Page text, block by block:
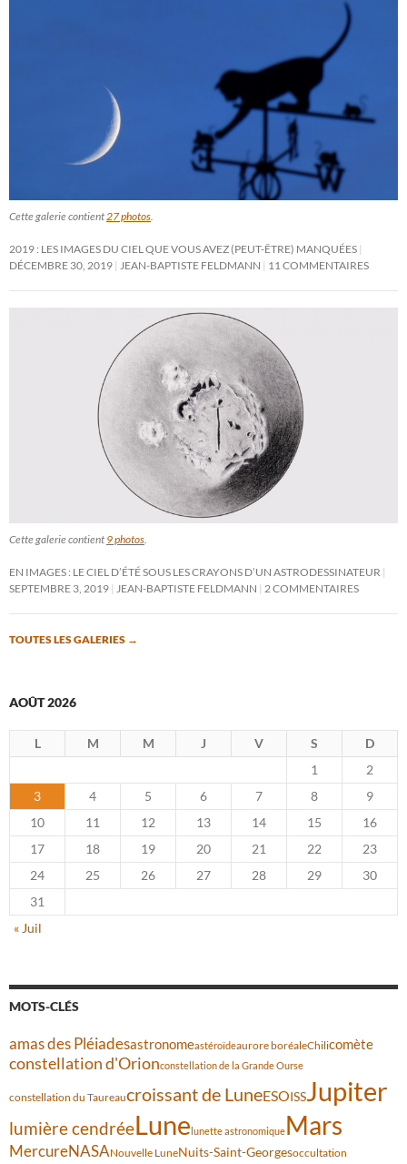
Cette galerie contient 27 photos
2019 : LES IMAGES DU CIEL QUE VOUS AVEZ (PEUT-ÊTRE) MANQUÉES
DÉCEMBRE 30, 2019
JEAN-BAPTISTE FELDMANN 11 COMMENTAIRES
Cette galerie contient 9 photos
EN IMAGES : LE CIEL D’ÉTÉ SOUS LES CRAYONS D’UN ASTRODESSINATEUR
SEPTEMBRE 3, 2019
JEAN-BAPTISTE FELDMANN 2 COMMENTAIRES
TOUTES LES GALERIES →
AOÛT 2026
L M M J V S
D
1
2
3
4 5 6 7 8
9
10
11 12 13 14 15
16
17
18 19 20 21 22
23
24
25 26 27 28 29
30
31
« Juil
MOTS-CLÉS
amas des Pléiadesastronomeastéroïdeaurore boréaleChilicomète
constellation d'Orionconstellation de la Grande Ourse
constellation du Taureaucroissant de LuneESOISSJupiter
lumière cendréeLunelunette astronomiqueMars
MercureNASANouvelle LuneNuits-Saint-Georgesoccultation